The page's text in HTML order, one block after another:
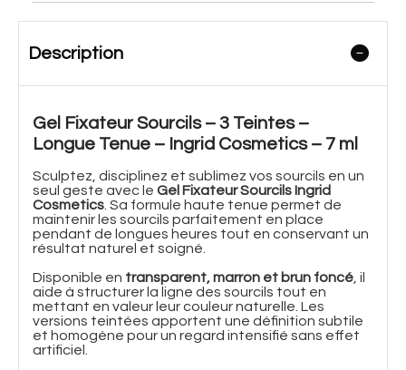
Description
Gel Fixateur Sourcils – 3 Teintes –
Longue Tenue – Ingrid Cosmetics – 7 ml
Sculptez, disciplinez et sublimez vos sourcils en un
seul geste avec le Gel Fixateur Sourcils Ingrid
Cosmetics . Sa formule haute tenue permet de
maintenir les sourcils parfaitement en place
pendant de longues heures tout en conservant un
résultat naturel et soigné.
Disponible en transparent, marron et brun foncé , il
aide à structurer la ligne des sourcils tout en
mettant en valeur leur couleur naturelle. Les
versions teintées apportent une définition subtile
et homogène pour un regard intensifié sans effet
artificiel.